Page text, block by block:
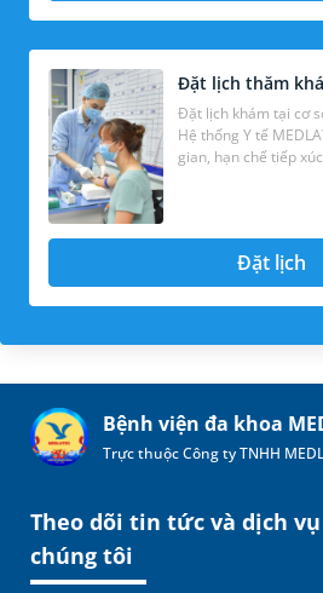
Đặt lịch thăm
Đặt lịch khám tại cơ
Hệ thống Y tế
gian,
Đặt lịch
Bệnh viện đa khoa
Trực thuộc Công ty TNHH
Theo dõi tin tức và dịch
chúng tôi